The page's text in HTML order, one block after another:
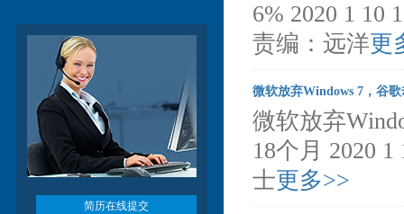
简历在线提交
6% 2020 1 10
责编：远洋更
微软放弃Windows 7，谷
微软放弃
18个月 2020
士更多>>